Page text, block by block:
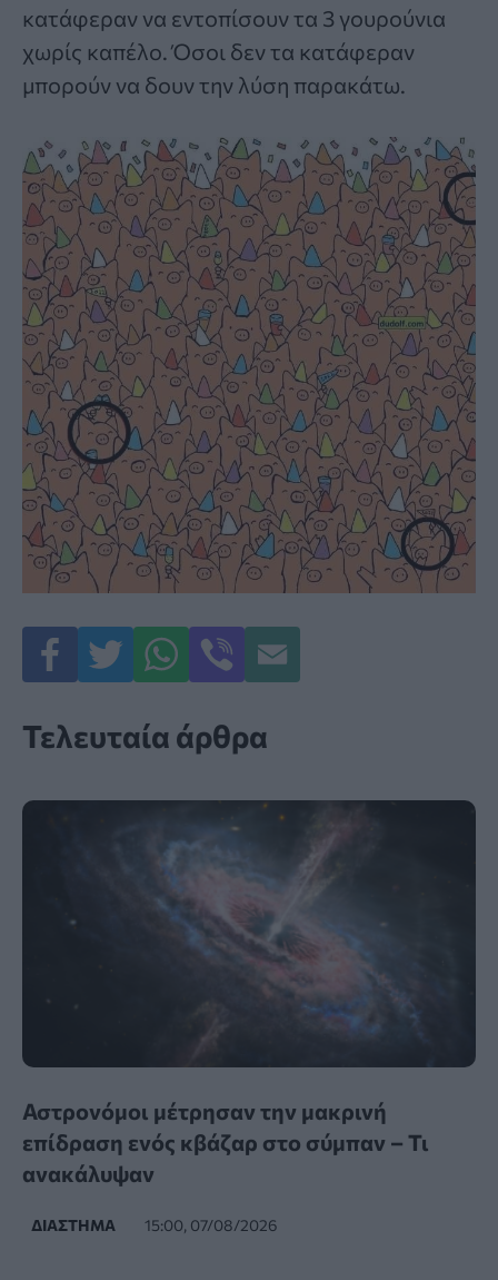
κατάφεραν να εντοπίσουν τα 3 γουρούνια
χωρίς καπέλο. Όσοι δεν τα κατάφεραν
μπορούν να δουν την λύση παρακάτω.
Τελευταία άρθρα
Αστρονόμοι μέτρησαν την μακρινή
επίδραση ενός κβάζαρ στο σύμπαν – Τι
ανακάλυψαν
ΔΙΆΣΤΗΜΑ 15:00, 07/08/2026